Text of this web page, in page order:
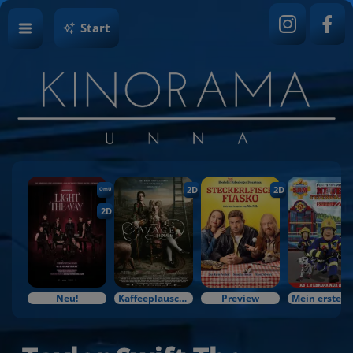
Start
OmU
2D
Neu!
2D
Kaffeeplausch & Kinozauber
2D
Preview